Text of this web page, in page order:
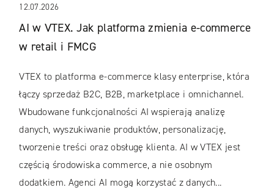
12.07.2026
AI w VTEX. Jak platforma zmienia e-commerce
w retail i FMCG
VTEX to platforma e-commerce klasy enterprise, która
łączy sprzedaż B2C, B2B, marketplace i omnichannel.
Wbudowane funkcjonalności AI wspierają analizę
danych, wyszukiwanie produktów, personalizację,
tworzenie treści oraz obsługę klienta. AI w VTEX jest
częścią środowiska commerce, a nie osobnym
dodatkiem. Agenci AI mogą korzystać z danych...